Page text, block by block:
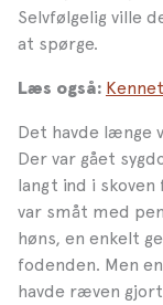
Selvfølgelig ville
at spørge.
Læs også:
Det havde længe
Der var gået
langt ind i
var småt med
høns, en enkelt
fodenden. Men
havde ræven